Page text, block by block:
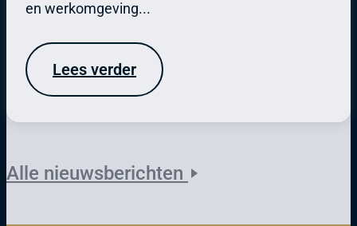
en werkomgeving...
Lees verder
Alle nieuwsberichten